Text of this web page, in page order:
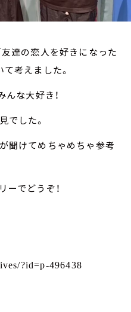
達の恋人を好きになった
考えました。
な大好き！
でした。
聞けてめちゃめちゃ参考
ーでどうぞ！
?id=p-496438